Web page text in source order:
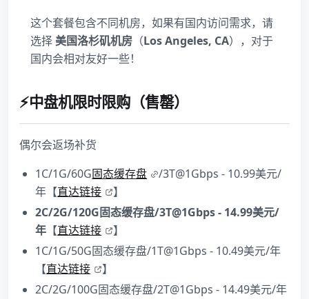
这个套餐包含不同机房，如果有国内访问需求，请
选择 美国洛杉矶机房 （Los Angeles, CA），对于
国内会相对友好一些！
⚡中盘机限时限购（售罄）
偶尔会返场补货
1C/1G/60G固态缓存盘
/3T@1Gbps - 10.99美元/
年【直达链接
】
2C/2G/120G固态缓存盘/3T@1Gbps - 14.99美元/
年 【直达链接
】
1C/1G/50G固态缓存盘/1T@1Gbps - 10.49美元/年
【直达链接
】
2C/2G/100G固态缓存盘/2T@1Gbps - 14.49美元/年